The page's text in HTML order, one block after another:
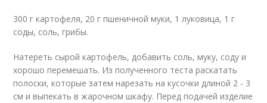
300 г картофеля, 20 г пшеничной муки, 1 луковица, 1 г
соды, соль, грибы.
Натереть сырой картофель, добавить соль, муку, соду и
хорошо перемешать. Из полученного теста раскатать
полоски, которые затем нарезать на кусочки длиной 2 - 3
см и выпекать в жарочном шкафу. Перед подачей изделие